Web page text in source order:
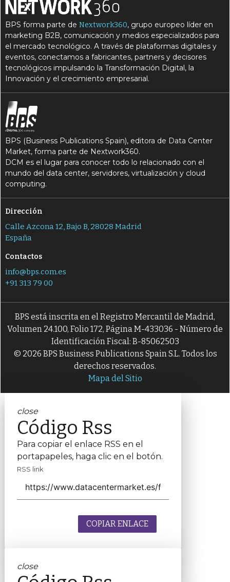
BPS forma parte deNextwork360, grupo europeo líder en
marketing B2B, comunicación y medios especializados para
el mercado tecnológico. A través de plataformas digitales y
eventos, conectamos a fabricantes, partners y decisores
tecnológicos impulsando la Transformación Digital, la
Innovación y el crecimiento empresarial.
BPS (Business Publications Spain), editora de Data Center
Market, forma parte de Nextwork360.
DCM es el lugar para conocer todo lo relacionado con el
mundo del data center, servidores, virtualización y cloud
computing.
Dirección
Calle Azcona 12, Bajo B, 28028 Madrid
España
Contactos
info@bps.com.es
+91 313 79 00
BPS está inscrita en el Registro Mercantil de Madrid,
Volumen 24.100, Folio 172, Página M-433036 - Número de
Identificación Fiscal: B-85062503
© 2026 BPS Business Publications Spain S.L. Todos los
derechos reservados.
Mapa del Sitio
close
Código Rss
Para copiar el enlace RSS en el
portapapeles, haga clic en el botón.
RSS link
COPIAR ENLACE
close